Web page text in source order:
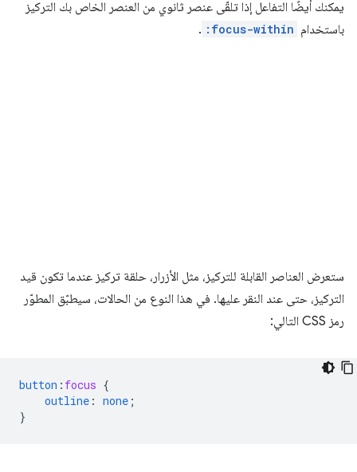
يمكنك أيضًا التفاعل إذا تلقّى عنصر ثانوي من العنصر الخاص بك التركيز
باستخدام :focus-within
.
ستعرض العناصر القابلة للتركيز، مثل الأزرار، حلقة تركيز عندما تكون قيد
التركيز، حتى عند النقر عليها. في هذا النوع من الحالات، سيطبّق المطوّر
رمز CSS التالي:
button : focus {
outline : none ;
}